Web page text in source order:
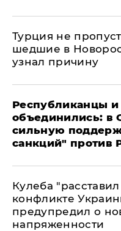
Турция не
шедшие в
узнал причину
Республиканцы
объединились: в
сильную
санкций" против
Кулеба
конфликте
предупредил о
напряженности